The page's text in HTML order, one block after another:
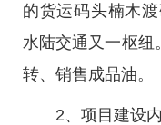
的货运码头楠木
水陆交通又一枢纽
转、销售成品油。
2、项目建设内